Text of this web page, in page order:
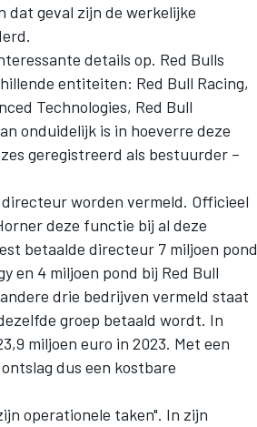
dat geval zijn de werkelijke
details op. Red Bulls
entiteiten: Red Bull Racing,
Technologies, Red Bull
onduidelijk is in hoeverre deze
geregistreerd als bestuurder –
worden vermeld. Officieel
deze functie bij al deze
betaalde directeur 7 miljoen pond
en 4 miljoen pond bij Red Bull
drie bedrijven vermeld staat
groep betaald wordt. In
miljoen euro in 2023. Met een
dus een kostbare
operationele taken". In zijn